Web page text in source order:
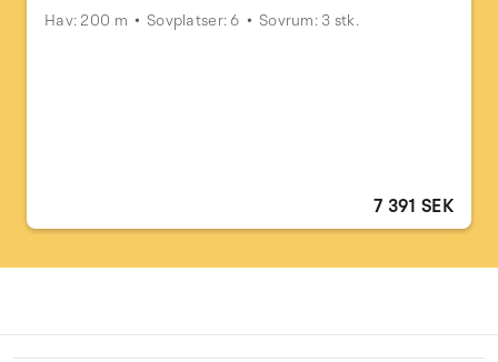
Hav: 200 m
Sovplatser: 6 Sovrum: 3 stk.
7 391 SEK